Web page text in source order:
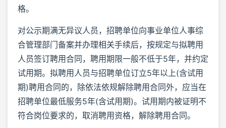
格。
对公示期满无异议人员，招聘单位向事业单位人事综
合管理部门备案并办理相关手续后，按规定与拟聘用
人员签订聘用合同，聘用期限一般不低于5年，并约定
试用期。拟聘用人员与招聘单位订立5年以上(含试用
期)聘用合同的，除依法依规解除聘用合同外，应当在
招聘单位最低服务5年(含试用期)。试用期内被证明不
符合岗位要求的，取消聘用资格，解除聘用合同。